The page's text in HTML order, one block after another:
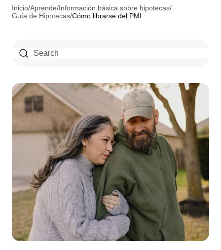
Inicio/Aprende/Información básica sobre hipotecas/
Guía de Hipotecas/Cómo librarse del PMI